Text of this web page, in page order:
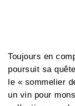
Toujours en
poursuit sa
le « sommelier
un vin pour